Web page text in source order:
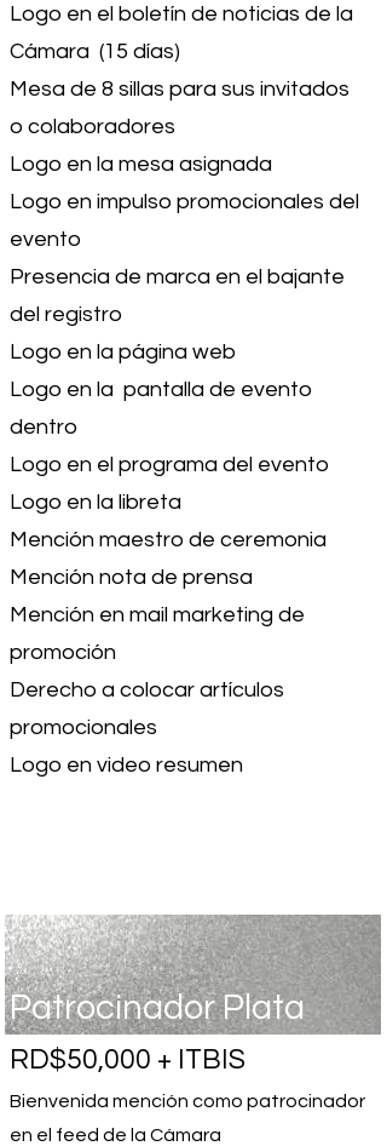
Logo en el boletín de noticias de la
Cámara (15 días)
Mesa de 8 sillas para sus invitados
o colaboradores
Logo en la mesa asignada
Logo en impulso promocionales del
evento
Presencia de marca en el bajante
del registro
Logo en la página web
Logo en la pantalla de evento
dentro
Logo en el programa del evento
Logo en la libreta
Mención maestro de ceremonia
Mención nota de prensa
Mención en mail marketing de
promoción
Derecho a colocar artículos
promocionales
Logo en video resumen
Patrocinador Plata
RD$50,000 + ITBIS
Bienvenida mención como patrocinador
en el feed de la Cámara